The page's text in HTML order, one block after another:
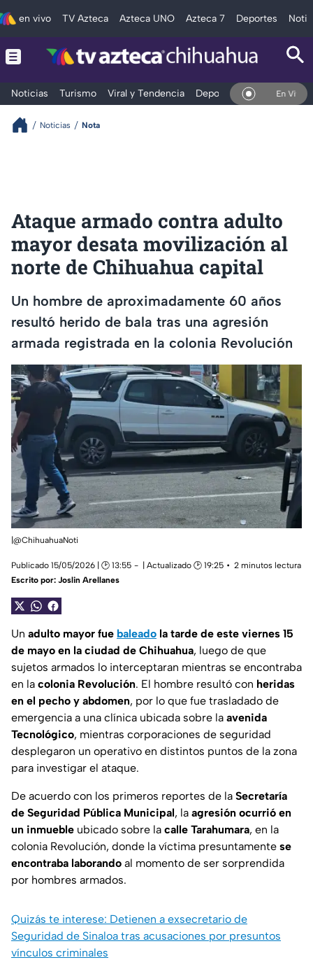
en vivo TV Azteca Azteca UNO Azteca 7 Deportes
Noticias Turismo Viral y Tendencia Deportes Espectáculos
En Vivo
Noticias Nota
Ataque armado contra adulto
mayor desata movilización al
norte de Chihuahua capital
Un hombre de aproximadamente 60 años
resultó herido de bala tras una agresión
armada registrada en la colonia Revolución
|@ChihuahuaNoti
Publicado 15/05/2026 | 🕑 13:55 | Actualizado 🕑 19:25
2 minutos lectura
Escrito por: Joslin Arellanes
Un adulto mayor fue baleado la tarde de este viernes 15
de mayo en la ciudad de Chihuahua, luego de que
sujetos armados lo interceptaran mientras se encontraba
en la colonia Revolución. El hombre resultó con heridas
en el pecho y abdomen, por lo que fue trasladado de
emergencia a una clínica ubicada sobre la avenida
Tecnológico, mientras corporaciones de seguridad
desplegaron un operativo en distintos puntos de la zona
para investigar el ataque.
De acuerdo con los primeros reportes de la Secretaría
de Seguridad Pública Municipal, la agresión ocurrió en
un inmueble ubicado sobre la calle Tarahumara, en la
colonia Revolución, donde la víctima presuntamente se
encontraba laborando al momento de ser sorprendida
por hombres armados.
Quizás te interese: Detienen a exsecretario de
Seguridad de Sinaloa tras acusaciones por presuntos
vínculos criminales